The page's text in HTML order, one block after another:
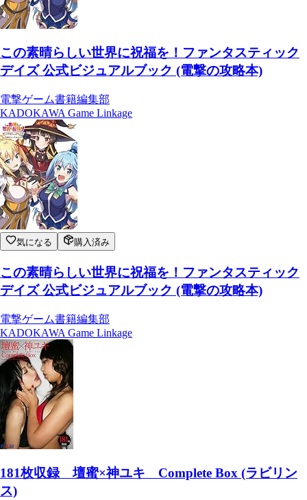
この素晴らしい世界に祝福を！ファンタスティック
デイズ 公式ビジュアルブック (電撃の攻略本)
電撃ゲーム書籍編集部
KADOKAWA Game Linkage
気になる 購入済み
この素晴らしい世界に祝福を！ファンタスティック
デイズ 公式ビジュアルブック (電撃の攻略本)
電撃ゲーム書籍編集部
KADOKAWA Game Linkage
181枚収録 壇蜜×神ユキ Complete Box (ラビリン
ス)